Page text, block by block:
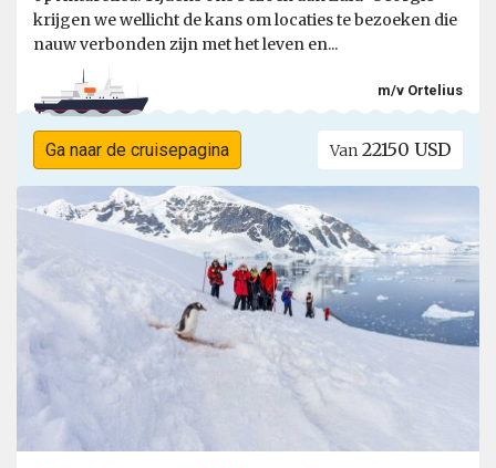
krijgen we wellicht de kans om locaties te bezoeken die
nauw verbonden zijn met het leven en...
m/v Ortelius
Ga naar de cruisepagina Van 22150 USD